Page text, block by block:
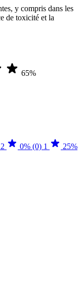
y compris dans les
de toxicité et la
65%
2 0% (0) 1
25%